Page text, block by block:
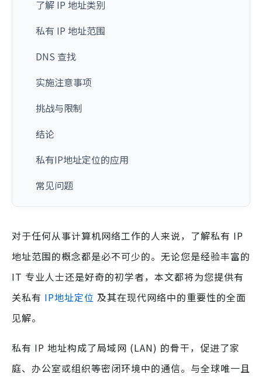
了解 IP 地址类别
私有 IP 地址范围
DNS 查找
实施注意事项
挑战与限制
结论
私有IP地址定位的应用
常见问题
对于任何从事计算机网络工作的人来说，了解私有 IP
地址范围的概念都是必不可少的。无论您是经验丰富的
IT 专业人士还是好奇的初学者，本文都将为您提供有
关私有 IP地址定位 及其在现代网络中的重要性的全面
见解。
私有 IP 地址构成了局域网 (LAN) 的骨干，促进了家
庭、办公室或组织等密闭环境中的通信。与全球唯一且